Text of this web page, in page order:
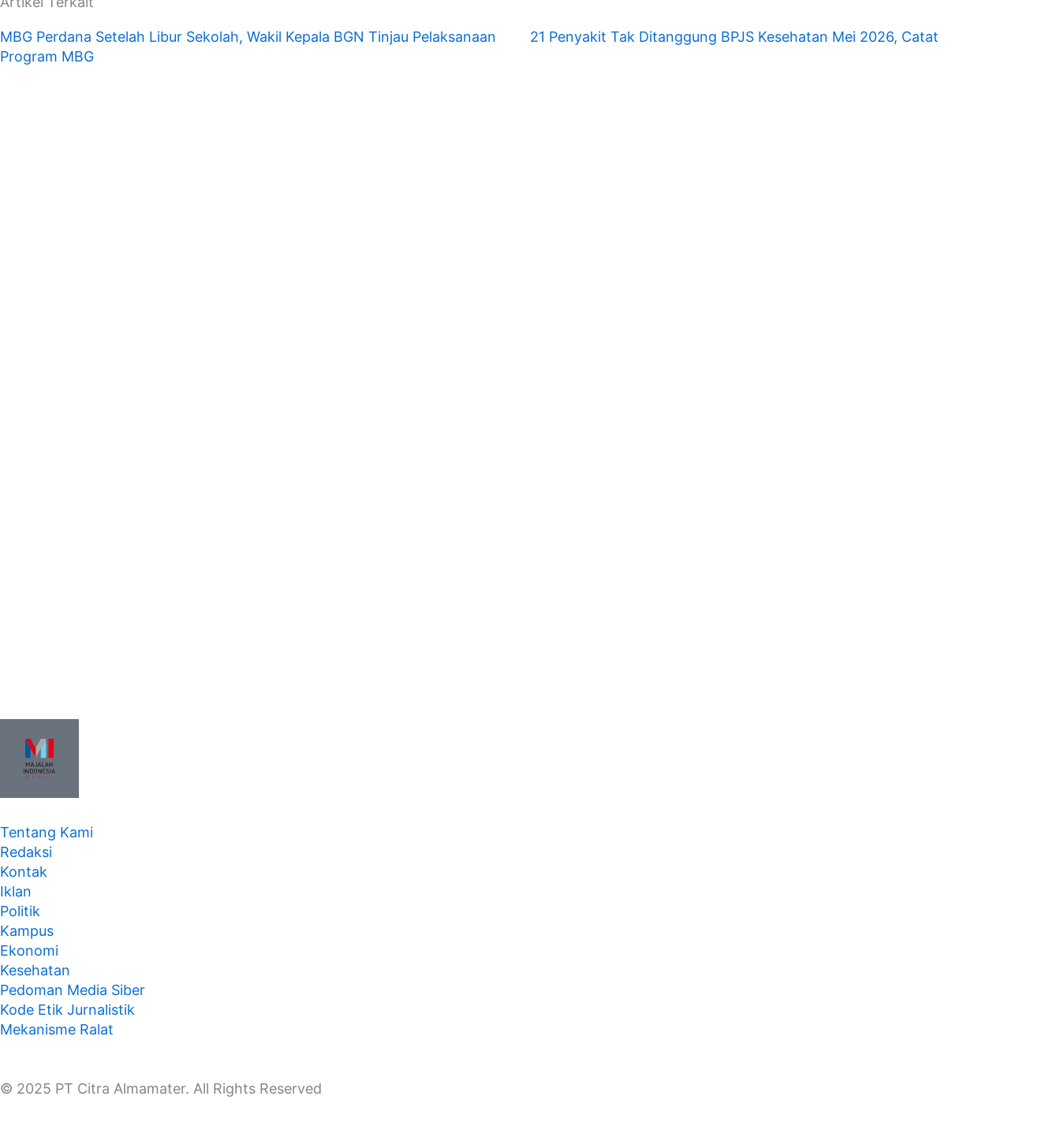
MBG Perdana Setelah Libur Sekolah, Wakil Kepala BGN Tinjau Pelaksanaan
Program MBG
21 Penyakit Tak Ditanggung BPJS Kesehatan Mei 2026, Catat
Tentang Kami
Redaksi
Kontak
Iklan
Politik
Kampus
Ekonomi
Kesehatan
Pedoman Media Siber
Kode Etik Jurnalistik
Mekanisme Ralat
© 2025 PT Citra Almamater. All Rights Reserved